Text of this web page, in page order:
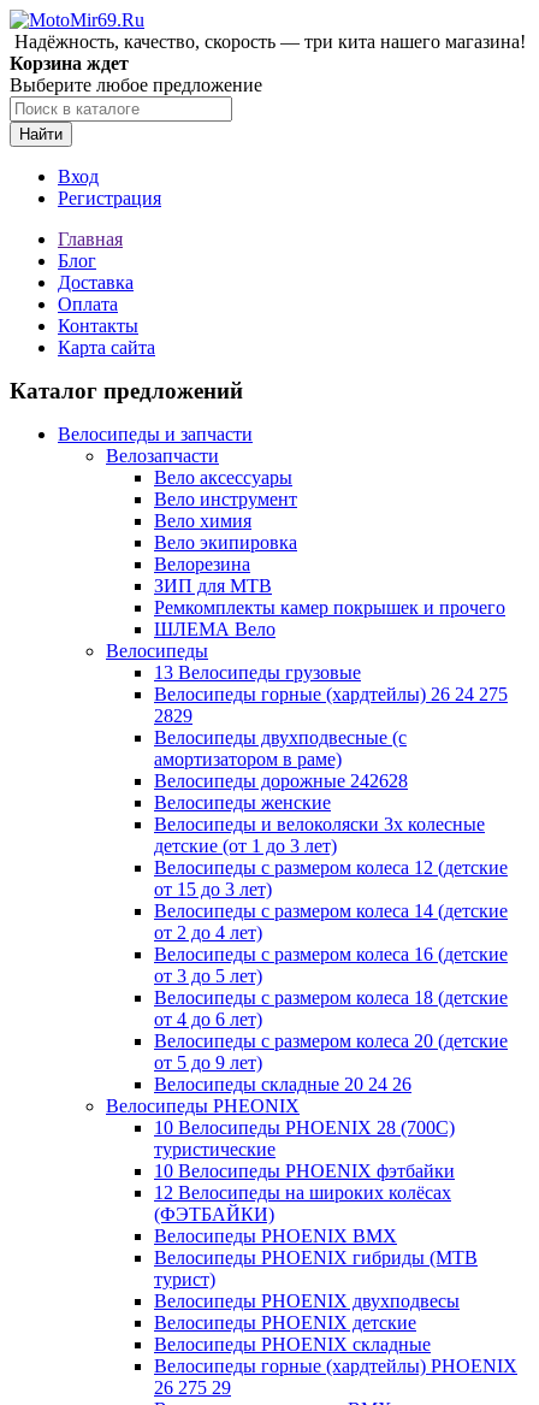
Надёжность, качество, скорость — три кита нашего магазина!
Корзина ждет
Выберите любое предложение
Найти
Вход
Регистрация
Главная
Блог
Доставка
Оплата
Контакты
Карта сайта
Каталог предложений
Велосипеды и запчасти
Велозапчасти
Вело аксессуары
Вело инструмент
Вело химия
Вело экипировка
Велорезина
ЗИП для MTB
Ремкомплекты камер покрышек и прочего
ШЛЕМА Вело
Велосипеды
13 Велосипеды грузовые
Велосипеды горные (хардтейлы) 26 24 275
2829
Велосипеды двухподвесные (с
амортизатором в раме)
Велосипеды дорожные 242628
Велосипеды женские
Велосипеды и велоколяски 3х колесные
детские (от 1 до 3 лет)
Велосипеды с размером колеса 12 (детские
от 15 до 3 лет)
Велосипеды с размером колеса 14 (детские
от 2 до 4 лет)
Велосипеды с размером колеса 16 (детские
от 3 до 5 лет)
Велосипеды с размером колеса 18 (детские
от 4 до 6 лет)
Велосипеды с размером колеса 20 (детские
от 5 до 9 лет)
Велосипеды складные 20 24 26
Велосипеды PHEONIX
10 Велосипеды PHOENIX 28 (700С)
туристические
10 Велосипеды PHOENIX фэтбайки
12 Велосипеды на широких колёсах
(ФЭТБАЙКИ)
Велосипеды PHOENIX BMX
Велосипеды PHOENIX гибриды (MTB
турист)
Велосипеды PHOENIX двухподвесы
Велосипеды PHOENIX детские
Велосипеды PHOENIX складные
Велосипеды горные (хардтейлы) PHOENIX
26 275 29